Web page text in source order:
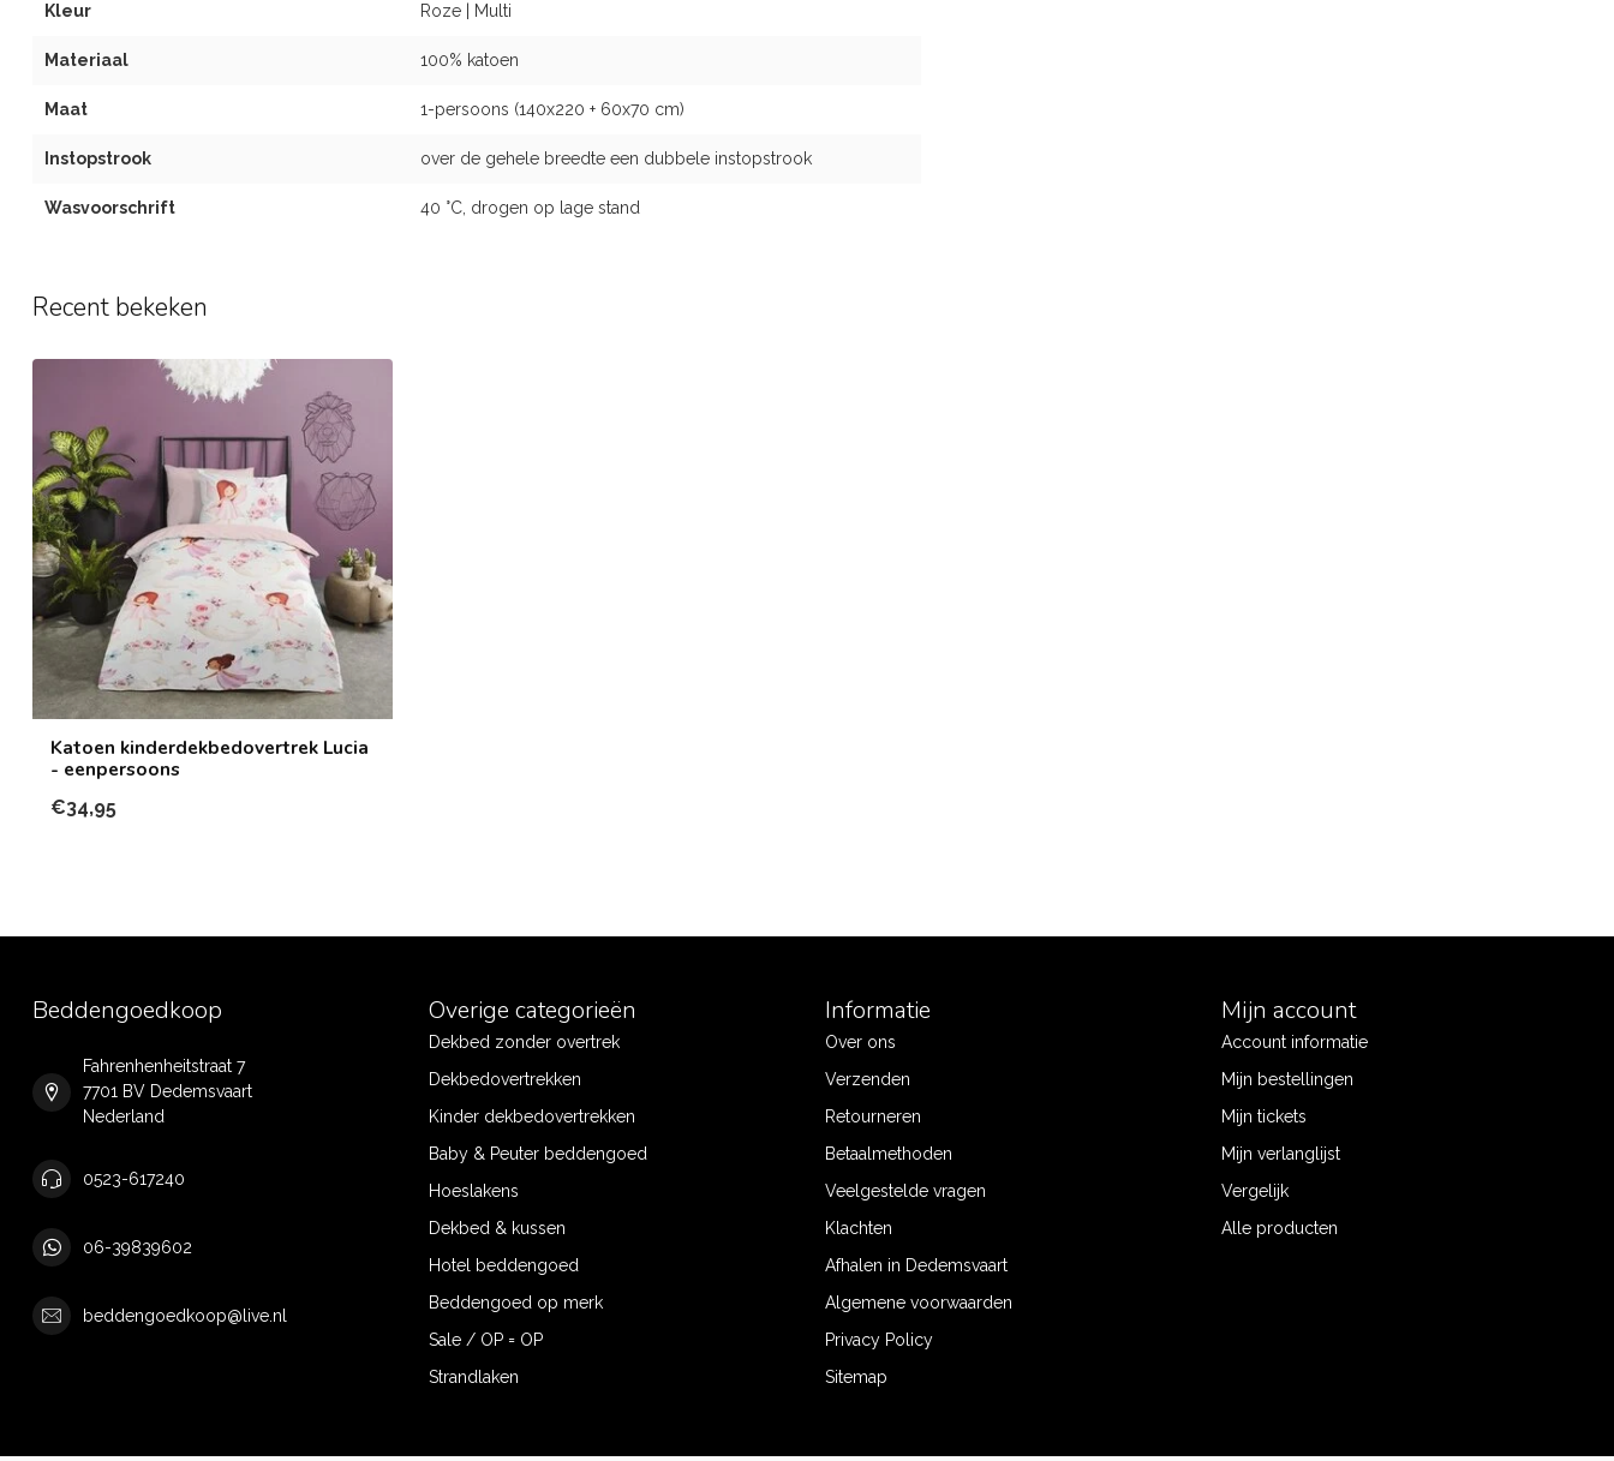
Kleur Roze | Multi
Materiaal 100% katoen
Maat 1-persoons (140x220 + 60x70 cm)
Instopstrook over de gehele breedte een dubbele instopstrook
Wasvoorschrift 40 °C, drogen op lage stand
Recent bekeken
Katoen kinderdekbedovertrek Lucia
- eenpersoons
€34,95
Beddengoedkoop
Fahrenhenheitstraat 7
7701 BV Dedemsvaart
Nederland
0523-617240
06-39839602
beddengoedkoop@live.nl
Overige categorieën
Dekbed zonder overtrek
Dekbedovertrekken
Kinder dekbedovertrekken
Baby & Peuter beddengoed
Hoeslakens
Dekbed & kussen
Hotel beddengoed
Beddengoed op merk
Sale / OP = OP
Strandlaken
Informatie
Over ons
Verzenden
Retourneren
Betaalmethoden
Veelgestelde vragen
Klachten
Afhalen in Dedemsvaart
Algemene voorwaarden
Privacy Policy
Sitemap
Mijn account
Account informatie
Mijn bestellingen
Mijn tickets
Mijn verlanglijst
Vergelijk
Alle producten